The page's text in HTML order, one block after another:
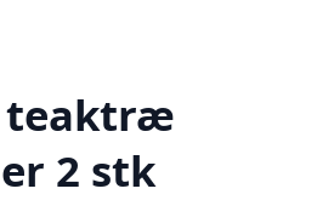
teaktræ
2 stk